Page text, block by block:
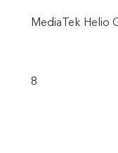
MediaTek Helio
8